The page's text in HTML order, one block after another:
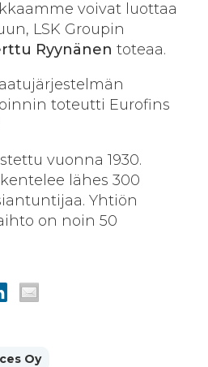
voivat luottaa
LSK Groupin
Ryynänen toteaa.
toteutti Eurofins
vuonna 1930.
lähes 300
Yhtiön
on noin 50
Oy